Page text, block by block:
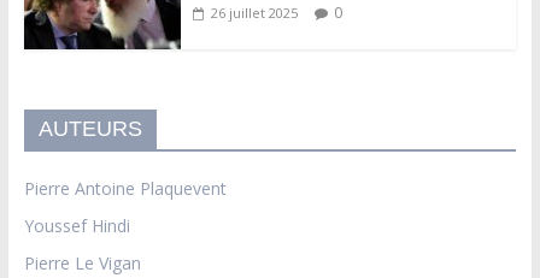
26 juillet 2025 0
AUTEURS
Pierre Antoine Plaquevent
Youssef Hindi
Pierre Le Vigan